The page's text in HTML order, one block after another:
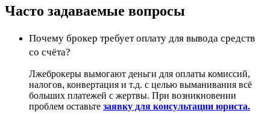
Часто задаваемые вопросы
Почему брокер требует оплату для вывода средств
со счёта?
Лжеброкеры вымогают деньги для оплаты комиссий,
налогов, конвертация и т.д. с целью выманивания всё
больших платежей с жертвы. При возникновении
проблем оставьте заявку для консультации юриста.